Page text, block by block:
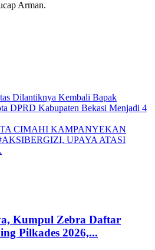
Arman.
Dilantiknya Kembali Bapak
DPRD Kabupaten Bekasi Menjadi 4
CIMAHI KAMPANYEKAN
UPAYA ATASI
Kumpul Zebra Daftar
Pilkades 2026,...